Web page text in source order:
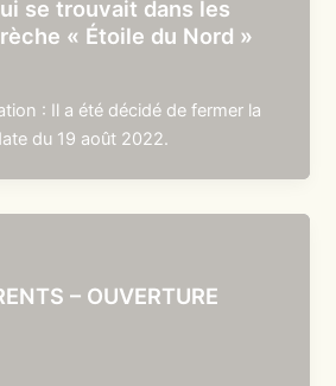
se trouvait dans les
« Étoile du Nord »
: Il a été décidé de fermer la
du 19 août 2022.
– OUVERTURE